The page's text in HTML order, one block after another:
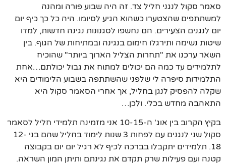
סאמר סקול לנגני חליל צד. זה היה שבוע פורה ומהנה
למשתתפים שהצטערו כשהוא הגיע לסיומו. היה כל כך כיף יום
יום לנגנים הצעירים. הם נחשפו לסגנונות נגינה חדשות, למדו
שיטות נשימה ותירגלו חימום בנגינה ובמתיחות של הגוף. בין
השאר ערכנו את "תחרות הצליל הארוך ביותר" שהוכיח
לתלמידים עד כמה הם יכולים למתוח את גבול יכולתם…אחת
התלמידות סיפרה לי שלפני שהשתתפה בשבוע הלימודים היא
שקלה להפסיק לנגן בחליל, אך אחרי הסאמר סקול היא
התאהבה מחדש בכלי. ולכן…
בקיץ הקרוב בין אוג' ה-10-15 אני מזמינה תלמידי חליל לסאמר
סקול שני לנגנים עם לפחות 3 שנות לימוד בחליל שהם בני 12-
18. תלמידים יתקבלו בברכה לכיף לא רגיל יום יום בקבוצה
קטנה ועם פעילות שרק תקדם את נגינתם ותיתן המון השראה.